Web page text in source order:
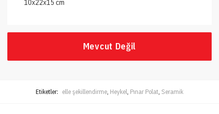
10x22x15 cm
Mevcut Değil
Etiketler: elle şekillendirme, Heykel, Pınar Polat, Seramik